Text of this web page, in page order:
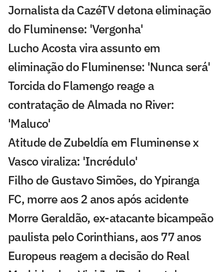
Jornalista da CazéTV detona eliminação
do Fluminense: 'Vergonha'
Lucho Acosta vira assunto em
eliminação do Fluminense: 'Nunca será'
Torcida do Flamengo reage a
contratação de Almada no River:
'Maluco'
Atitude de Zubeldía em Fluminense x
Vasco viraliza: 'Incrédulo'
Filho de Gustavo Simões, do Ypiranga
FC, morre aos 2 anos após acidente
Morre Geraldão, ex-atacante bicampeão
paulista pelo Corinthians, aos 77 anos
Europeus reagem a decisão do Real